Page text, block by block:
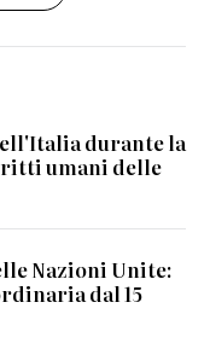
durante la
umani delle
Nazioni Unite:
dal 15